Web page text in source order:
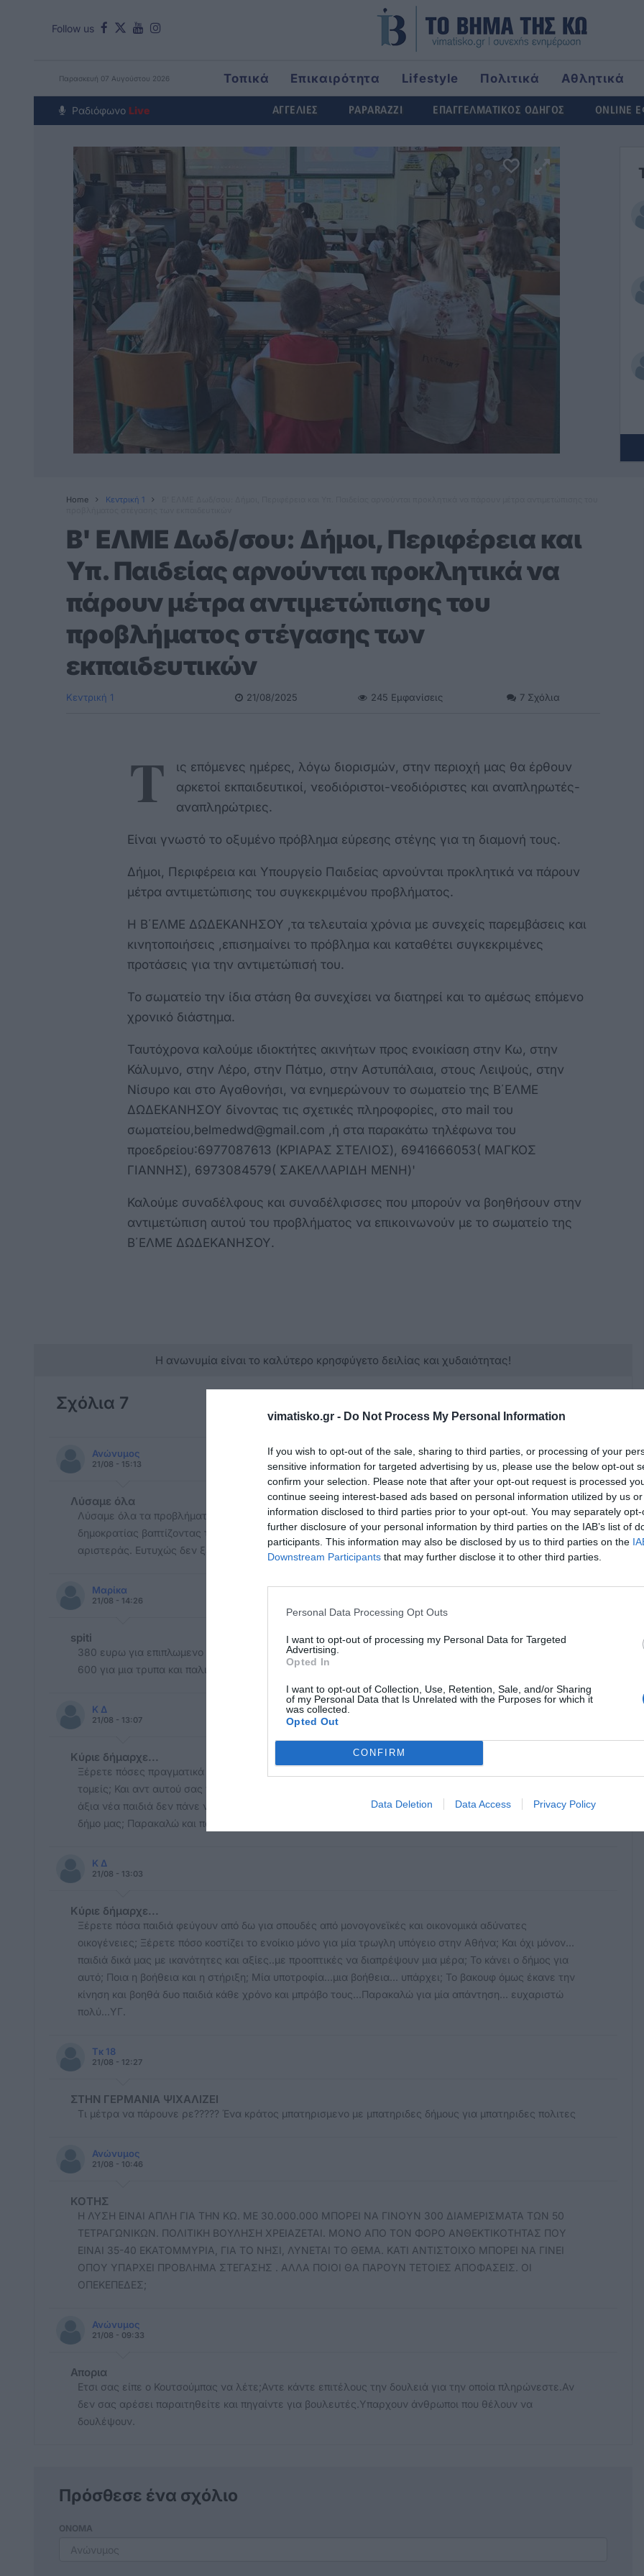
vimatisko.gr - Do Not Process My Personal Information
If you wish to opt-out of the sale, sharing to third parties, or processing of your
sensitive information for targeted advertising by us, please use the below opt-out
confirm your selection. Please note that after your opt-out request is processed
continue seeing interest-based ads based on personal information utilized by us
information disclosed to third parties prior to your opt-out. You may separately
further disclosure of your personal information by third parties on the IAB’s list of
participants. This information may also be disclosed by us to third parties on the
Downstream Participants that may further disclose it to other third parties.
Personal Data Processing Opt Outs
I want to opt-out of processing my Personal Data for Targeted
Advertising.
Opted In
I want to opt-out of Collection, Use, Retention, Sale, and/or Sharing
of my Personal Data that Is Unrelated with the Purposes for which it
was collected.
Opted Out
CONFIRM
Data Deletion Data Access Privacy Policy
Follow us
Παρασκευή 07 Αυγούστου 2026 Τοπικά Επικαιρότητα Lifestyle Πολιτικά
Αθλητικά
Around The World
Ραδιόφωνο Live ΑΓΓΕΛΙΕΣ PAPARAZZI ΕΠΑΓΓΕΛΜΑΤΙΚΟΣ ΟΔΗΓΟΣ ONLINE
Home Κεντρική 1
Β' ΕΛΜΕ Δωδ/σου: Δήμοι, Περιφέρεια και
Υπ. Παιδείας αρνούνται προκλητικά να
πάρουν μέτρα αντιμετώπισης του
προβλήματος στέγασης των
εκπαιδευτικών
Κεντρική 1 21/08/2025 245 Εμφανίσεις 7 Σχόλια
Τ
ις επόμενες ημέρες, λόγω διορισμών, στην περιοχή μας θα έρθουν
αρκετοί εκπαιδευτικοί, νεοδιόριστοι-νεοδιόριστες και αναπληρωτές-
αναπληρώτριες.
Είναι γνωστό το οξυμένο πρόβλημα εύρεσης στέγης για τη διαμονή τους.
Δήμοι, Περιφέρεια και Υπουργείο Παιδείας αρνούνται προκλητικά να πάρουν
μέτρα αντιμετώπισης του συγκεκριμένου προβλήματος.
Η Β΄ΕΛΜΕ ΔΩΔΕΚΑΝΗΣΟΥ ,τα τελευταία χρόνια με συνεχείς παρεμβάσεις και
κινητοποιήσεις ,επισημαίνει το πρόβλημα και καταθέτει συγκεκριμένες
προτάσεις για την αντιμετώπισή του.
Το σωματείο την ίδια στάση θα συνεχίσει να διατηρεί και το αμέσως επόμενο
χρονικό διάστημα.
Ταυτόχρονα καλούμε ιδιοκτήτες ακινήτων προς ενοικίαση στην Κω, στην
Κάλυμνο, στην Λέρο, στην Πάτμο, στην Αστυπάλαια, στους Λειψούς, στην
Νίσυρο και στο Αγαθονήσι, να ενημερώνουν το σωματείο της Β΄ΕΛΜΕ
ΔΩΔΕΚΑΝΗΣΟΥ δίνοντας τις σχετικές πληροφορίες, στο mail του
σωματείου,belmedwd@gmail.com ,ή στα παρακάτω τηλέφωνα του
προεδρείου:6977087613 (ΚΡΙΑΡΑΣ ΣΤΕΛΙΟΣ), 6941666053( ΜΑΓΚΟΣ
ΓΙΑΝΝΗΣ), 6973084579( ΣΑΚΕΛΛΑΡΙΔΗ ΜΕΝΗ)'
Καλούμε συναδέλφους και συναδέλφισσες που μπορούν να βοηθήσουν στην
αντιμετώπιση αυτού του προβλήματος να επικοινωνούν με το σωματείο της
Β΄ΕΛΜΕ ΔΩΔΕΚΑΝΗΣΟΥ.
Η ανωνυμία είναι το καλύτερο κρησφύγετο δειλίας και χυδαιότητας!
Σχόλια 7
Ανώνυμος
21/08 - 15:13
Λύσαμε όλα
Λύσαμε όλα τα προβλήματα κ τώρα μας νοιάζει το πρόβλημα της στέγασης. Έχετε διαλύσει κάθε έννοια
δημοκρατίας βαπτίζοντας την υπεράσπιση των δικαιωμάτων σας βαμμένη με την κόκκινη σημαία της
αριστεράς. Ευτυχώς δεν ξεχνάμε όλοι τι θα πει αριστερά κ έχετε ένα 2-3% σε κάθε εκλογές στην Κω
Μαρίκα
21/08 - 14:26
spiti
380 ευρω για επιπλωμενο φουλ , καινουριο και τους φαίνεται ακριβο. Για το φοιτητη γιο μου πληρωνω
600 για μια τρυπα και παλιο. Μας δουλεύουν ?
Κ Δ
21/08 - 13:07
Κύριε δήμαρχε...
Ξέρετε πόσες πραγματικά οικογένειες στο νησί μαστίζονται από ανάγκη για βοήθεια σε όλους τους
τομείς; Και αντ αυτού σας νοιάζει να σπιτωσετε τον κάθε δημοσιουπαλληλο που θα έρθει... ξέρετε πόσα
άξια νέα παιδιά δεν πάνε να σπουδάσουν λόγω οικονομικών δυσκολιών; Ποια η στήριξή τους από τον
δήμο μας; Παρακαλώ και πάλι για μια απάντηση...
Κ Δ
21/08 - 13:03
Κύριε δήμαρχε...
Ξέρετε πόσα παιδιά φεύγουν από δω για σπουδές από μονογονεϊκές και οικονομικά αδύνατες
οικογένειες; Ξέρετε πόσο κοστίζει το ενοίκιο μόνο για μία τρωγλη υπόγειο στην Αθήνα; Και όχι μόνον...
παιδιά δικά μας με ικανότητες και αξίες..με προοπτικές να διαπρέψουν μια μέρα; Το κάνει ο δήμος για
αυτό; Ποια η βοήθεια και η στήριξη; Μία υποτροφία...μια βοήθεια... υπάρχει; Το βακουφ όμως έκανε την
κίνηση και βοηθά δυο παιδιά κάθε χρόνο και μπράβο τους...Παρακαλώ για μία απάντηση... ευχαριστώ
πολύ...ΥΓ.
Τκ 18
21/08 - 12:27
ΣΤΗΝ ΓΕΡΜΑΝΙΑ ΨΙΧΑΛΙΖΕΙ
Τι μέτρα να πάρουνε ρε????? Ένα κράτος μπατηρισμενο με μπατηριδες δήμους για μπατηριδες πολιτες
Ανώνυμος
21/08 - 10:46
ΚΟΤΗΣ
Η ΛΥΣΗ ΕΙΝΑΙ ΑΠΛΗ ΓΙΑ ΤΗΝ ΚΩ. ΜΕ 30.000.000 ΜΠΟΡΕΙ ΝΑ ΓΙΝΟΥΝ 300 ΔΙΑΜΕΡΙΣΜΑΤΑ ΤΩΝ 50
ΤΕΤΡΑΓΩΝΙΚΩΝ. ΠΟΛΙΤΙΚΗ ΒΟΥΛΗΣΗ ΧΡΕΙΑΖΕΤΑΙ. ΜΟΝΟ ΑΠΟ ΤΟΝ ΦΟΡΟ ΑΝΘΕΚΤΙΚΟΤΗΤΑΣ ΠΟΥ
ΕΙΝΑΙ 35-40 ΕΚΑΤΟΜΜΥΡΙΑ, ΓΙΑ ΤΟ ΝΗΣΙ, ΛΥΝΕΤΑΙ ΤΟ ΘΕΜΑ. ΚΑΤΙ ΑΝΤΙΣΤΟΙΧΟ ΜΠΟΡΕΙ ΝΑ ΓΙΝΕΙ
ΟΠΟΥ ΥΠΑΡΧΕΙ ΠΡΟΒΛΗΜΑ ΣΤΕΓΑΣΗΣ . ΑΛΛΑ ΠΟΙΟΙ ΘΑ ΠΑΡΟΥΝ ΤΕΤΟΙΕΣ ΑΠΟΦΑΣΕΙΣ. ΟΙ
ΟΠΕΚΕΠΕΔΕΣ;
Ανώνυμος
21/08 - 09:33
Απορια
Ετσι σας είπε ο Κουτσούμπας να λέτε;Αντε κάντε επιτέλους την δουλειά για την οποία πληρώνεστε.Αν
δεν σας αρέσει παραιτηθείτε και πηγαίντε για βουλευτές.Υπαρχουν άνθρωποι που θέλουν να
δουλέψουν.
Πρόσθεσε ένα σχόλιο
ΟΝΟΜΑ